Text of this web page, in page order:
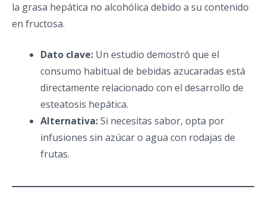
la grasa hepática no alcohólica debido a su contenido
en fructosa.
Dato clave: Un estudio demostró que el
consumo habitual de bebidas azucaradas está
directamente relacionado con el desarrollo de
esteatosis hepática.
Alternativa:Si necesitas sabor, opta por
infusiones sin azúcar o agua con rodajas de
frutas.